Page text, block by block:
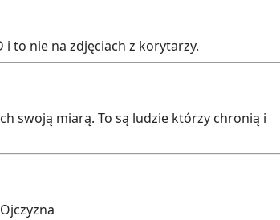
i to nie na zdjęciach z korytarzy.
swoją miarą. To są ludzie którzy chronią i